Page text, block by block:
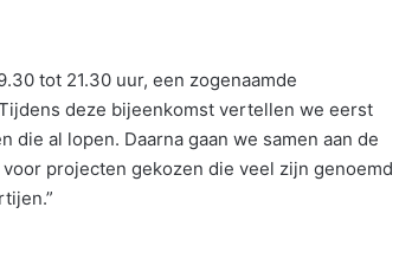
tot 21.30 uur, een zogenaamde
deze bijeenkomst vertellen we eerst
al lopen. Daarna gaan we samen aan de
projecten gekozen die veel zijn genoemd